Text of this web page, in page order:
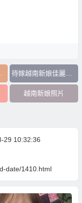
越南新娘照片
29 10:32:36
date/1410.html